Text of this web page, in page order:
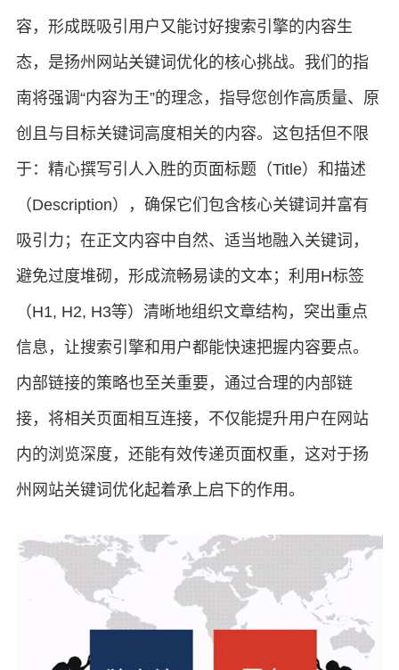
容，形成既吸引用户又能讨好搜索引擎的内容生
态，是扬州网站关键词优化的核心挑战。我们的指
南将强调“内容为王”的理念，指导您创作高质量、原
创且与目标关键词高度相关的内容。这包括但不限
于：精心撰写引人入胜的页面标题（Title）和描述
（Description），确保它们包含核心关键词并富有
吸引力；在正文内容中自然、适当地融入关键词，
避免过度堆砌，形成流畅易读的文本；利用H标签
（H1, H2, H3等）清晰地组织文章结构，突出重点
信息，让搜索引擎和用户都能快速把握内容要点。
内部链接的策略也至关重要，通过合理的内部链
接，将相关页面相互连接，不仅能提升用户在网站
内的浏览深度，还能有效传递页面权重，这对于扬
州网站关键词优化起着承上启下的作用。